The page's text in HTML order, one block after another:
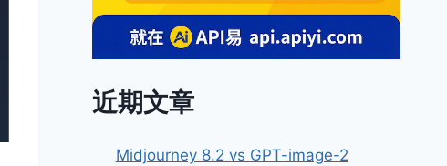
近期文章
Midjourney 8.2 vs GPT-image-2